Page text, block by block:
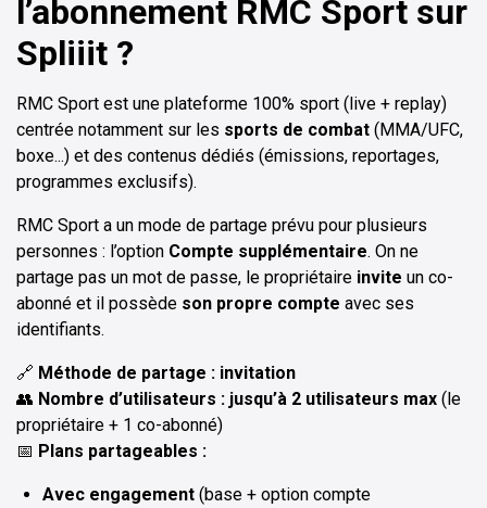
l’abonnement RMC Sport sur
Spliiit ?
RMC Sport est une plateforme 100% sport (live + replay)
centrée notamment sur les sports de combat (MMA/UFC,
boxe...) et des contenus dédiés (émissions, reportages,
programmes exclusifs).
RMC Sport a un mode de partage prévu pour plusieurs
personnes : l’option Compte supplémentaire. On ne
partage pas un mot de passe, le propriétaire invite un co-
abonné et il possède son propre compte avec ses
identifiants.
🔗 Méthode de partage : invitation
👥 Nombre d’utilisateurs : jusqu’à 2 utilisateurs max (le
propriétaire + 1 co-abonné)
📅 Plans partageables :
Avec engagement (base + option compte